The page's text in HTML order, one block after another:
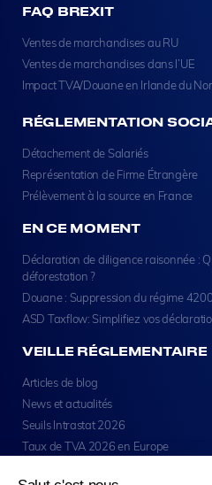
FAQ BREXIT
Ventes de marchandises au RU
Ventes de marchandises dans l’UE
Impact TVA/Douane en Irlande du
RÉGLEMENTATION
Détachement de Salariés
Représentation de Firme Étrangère
Prélèvement à la source en France
EN CE MOMENT
Déclaration de diligence raisonnée :
déforestation ?
Douane : Suppression du régime
ASD Taxflow: Simplifiez vos
VEILLE RÉGLEMENTAIRE
Articles de blog
News et actualités
Seuils Intrastat 2026
Taux de TVA 2026 en Europe